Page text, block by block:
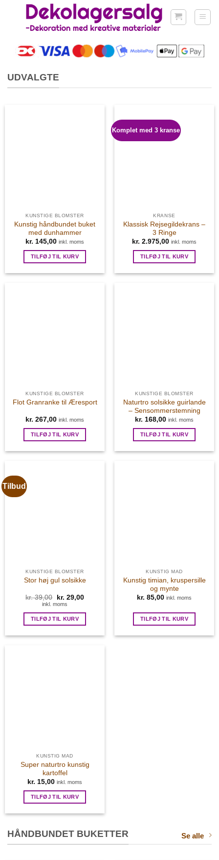
Fortsæt
UDVALGTE
KUNSTIGE BLOMSTER
Kunstig håndbundet buket
med dunhammer
kr. 145,00 inkl. moms
TILFØJ TIL KURV
Komplet med 3 kranse
KRANSE
Klassisk Rejsegildekrans –
3 Ringe
kr. 2.975,00 inkl. moms
TILFØJ TIL KURV
KUNSTIGE BLOMSTER
Flot Granranke til Æresport
kr. 267,00 inkl. moms
TILFØJ TIL KURV
KUNSTIGE BLOMSTER
Naturtro solsikke guirlande
– Sensommerstemning
kr. 168,00 inkl. moms
TILFØJ TIL KURV
Tilbud
KUNSTIGE BLOMSTER
Stor høj gul solsikke
kr.39,00
Den
oprindelige
var:
kr. 39,00.
kr. 29,00Den
kr. 29,00.
inkl. moms
TILFØJ TIL KURV
KUNSTIG MAD
Kunstig timian, kruspersille
og mynte
kr. 85,00 inkl. moms
TILFØJ TIL KURV
KUNSTIG MAD
Super naturtro kunstig
kartoffel
kr. 15,00 inkl. moms
TILFØJ TIL KURV
HÅNDBUNDET BUKETTER Se alle